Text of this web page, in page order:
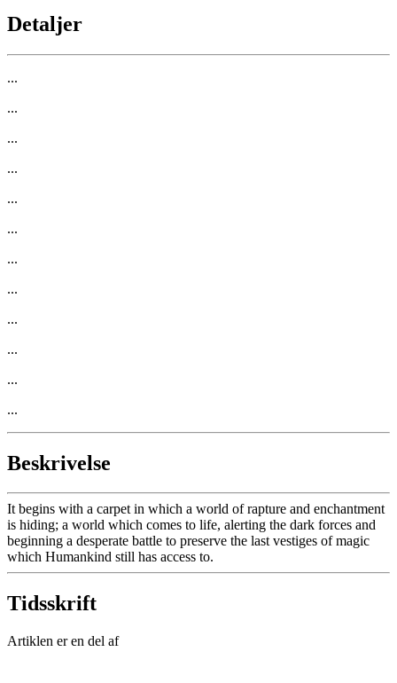
Detaljer
...
...
...
...
...
...
...
...
...
...
...
...
Beskrivelse
It begins with a carpet in which a world of rapture and enchantment
is hiding; a world which comes to life, alerting the dark forces and
beginning a desperate battle to preserve the last vestiges of magic
which Humankind still has access to.
Tidsskrift
Artiklen er en del af